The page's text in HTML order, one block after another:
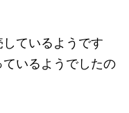
ているようです
いるようでしたの